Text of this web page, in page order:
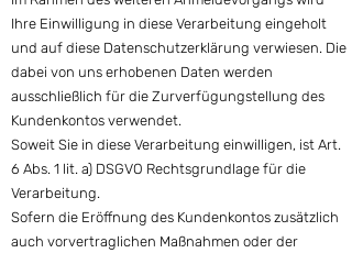
Ihre Einwilligung in diese Verarbeitung eingeholt
und auf diese Datenschutzerklärung verwiesen. Die
dabei von uns erhobenen Daten werden
ausschließlich für die Zurverfügungstellung des
Kundenkontos verwendet.
Soweit Sie in diese Verarbeitung einwilligen, ist Art.
6 Abs. 1 lit. a) DSGVO Rechtsgrundlage für die
Verarbeitung.
Sofern die Eröffnung des Kundenkontos zusätzlich
auch vorvertraglichen Maßnahmen oder der